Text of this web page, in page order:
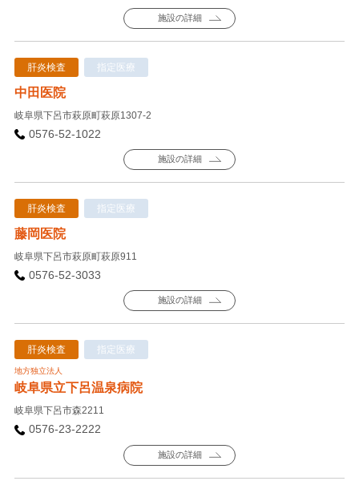
施設の詳細
肝炎検査 指定医療
中田医院
岐阜県下呂市萩原町萩原1307-2
0576-52-1022
施設の詳細
肝炎検査 指定医療
藤岡医院
岐阜県下呂市萩原町萩原911
0576-52-3033
施設の詳細
肝炎検査 指定医療
地方独立法人
岐阜県立下呂温泉病院
岐阜県下呂市森2211
0576-23-2222
施設の詳細